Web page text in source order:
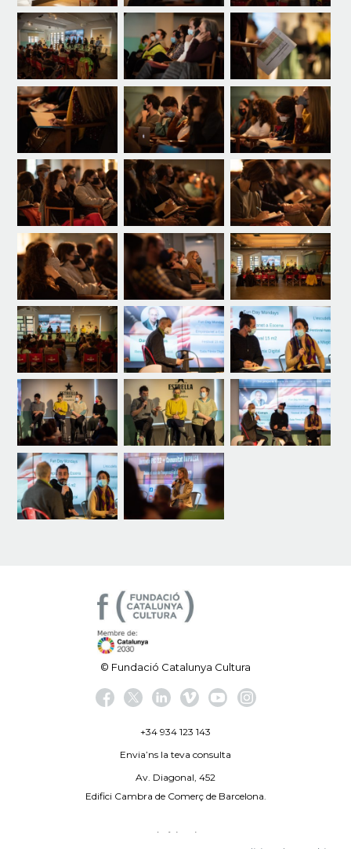
© Fundació Catalunya Cultura
+34 934 123 143
Envia’ns la teva consulta
Av. Diagonal, 452
Edifici Cambra de Comerç de Barcelona.
Avís legal